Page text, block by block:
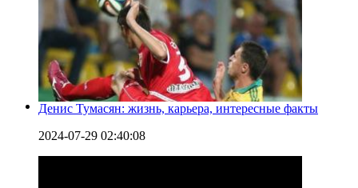
Денис Тумасян: жизнь, карьера, интересные факты
2024-07-29 02:40:08